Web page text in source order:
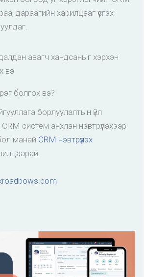
дараагийн харилцааг үүсгэх
болгох вэ?
борлуулалтын үйл
систем анхлан нэвтрүүлэхээр
манай CRM нэвтрүүлэх